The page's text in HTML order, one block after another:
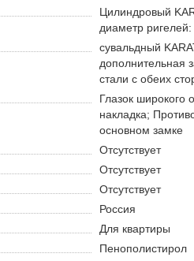
Цилиндровый
диаметр
сувальдный
дополнительная
стали с обеих
Глазок широкого
накладка;
основном замке
Отсутствует
Отсутствует
Отсутствует
Россия
Для квартиры
Пенополистирол